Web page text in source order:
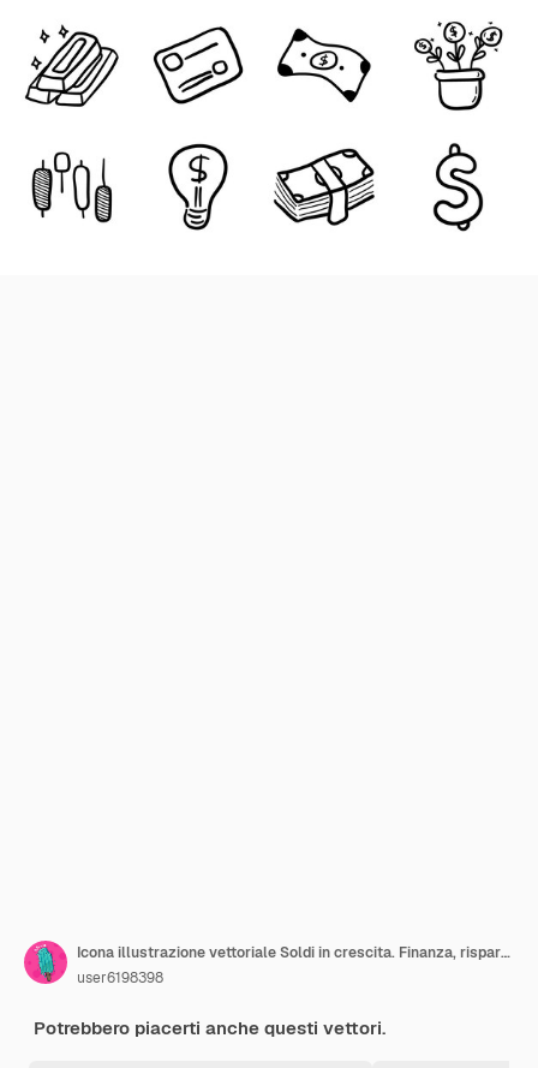
Icona illustrazione vettoriale Soldi in crescita. Finanza, risparmio, concetto di profitto, investimento. Volantino, manifesto,
user6198398
Potrebbero piacerti anche questi vettori.